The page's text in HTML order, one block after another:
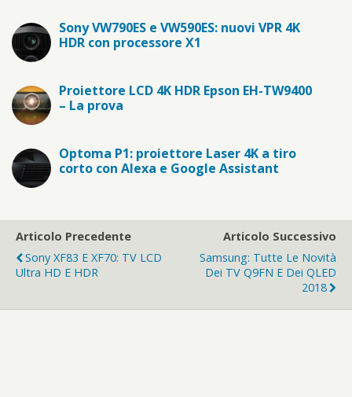
Sony VW790ES e VW590ES: nuovi VPR 4K
HDR con processore X1
Proiettore LCD 4K HDR Epson EH-TW9400
– La prova
Optoma P1: proiettore Laser 4K a tiro
corto con Alexa e Google Assistant
Articolo Precedente
Sony XF83 E XF70: TV LCD
Ultra HD E HDR
Articolo Successivo
Samsung: Tutte Le Novità
Dei TV Q9FN E Dei QLED
2018